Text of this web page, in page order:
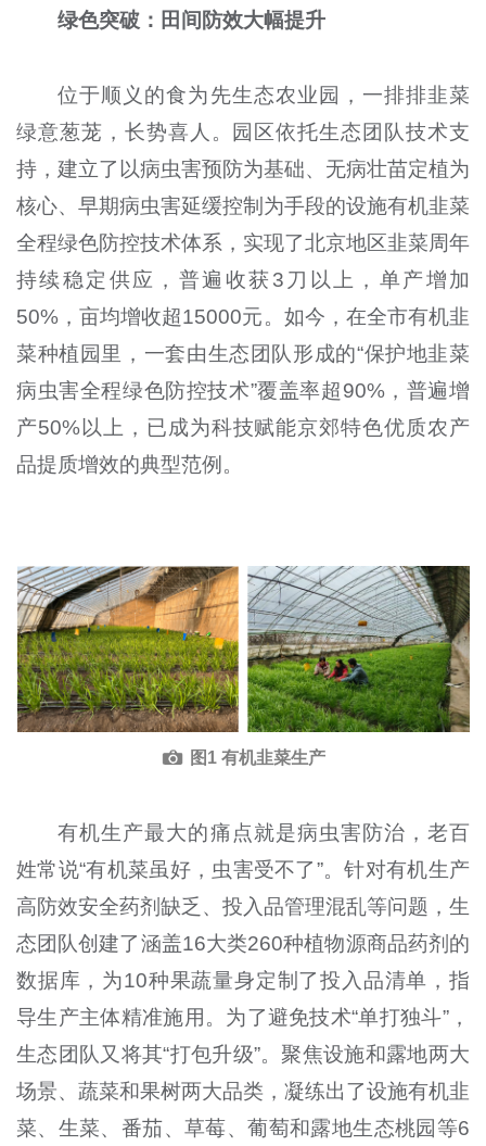
绿色突破：田间防效大幅提升
位于顺义的食为先生态农业园，一排排韭菜
绿意葱茏，长势喜人。园区依托生态团队技术支
持，建立了以病虫害预防为基础、无病壮苗定植为
核心、早期病虫害延缓控制为手段的设施有机韭菜
全程绿色防控技术体系，实现了北京地区韭菜周年
持续稳定供应，普遍收获3刀以上，单产增加
50%，亩均增收超15000元。如今，在全市有机韭
菜种植园里，一套由生态团队形成的“保护地韭菜
病虫害全程绿色防控技术”覆盖率超90%，普遍增
产50%以上，已成为科技赋能京郊特色优质农产
品提质增效的典型范例。
图1 有机韭菜生产
有机生产最大的痛点就是病虫害防治，老百
姓常说“有机菜虽好，虫害受不了”。针对有机生产
高防效安全药剂缺乏、投入品管理混乱等问题，生
态团队创建了涵盖16大类260种植物源商品药剂的
数据库，为10种果蔬量身定制了投入品清单，指
导生产主体精准施用。为了避免技术“单打独斗”，
生态团队又将其“打包升级”。聚焦设施和露地两大
场景、蔬菜和果树两大品类，凝练出了设施有机韭
菜、生菜、番茄、草莓、葡萄和露地生态桃园等6